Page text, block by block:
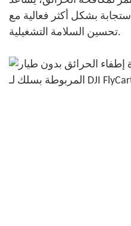
بشكل أكثر فعالية مع
تحسين السلامة التشغيلية.